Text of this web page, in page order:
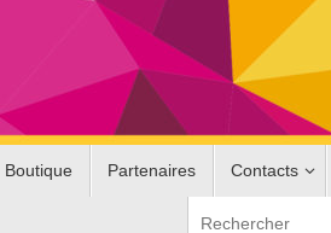
Boutique Partenaires Contacts